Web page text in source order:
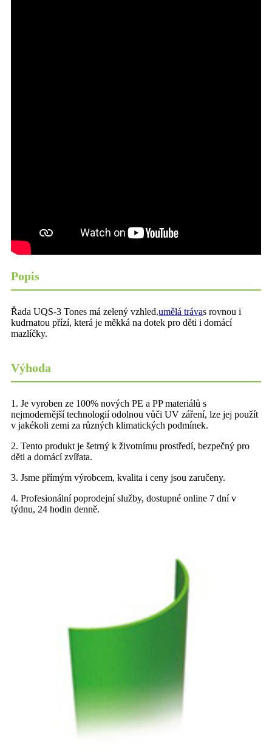
Popis
Řada UQS-3 Tones má zelený vzhled.umělá trávas rovnou i
kudrnatou přízí, která je měkká na dotek pro děti i domácí
mazlíčky.
Výhoda
1. Je vyroben ze 100% nových PE a PP materiálů s
nejmodernější technologií odolnou vůči UV záření, lze jej použít
v jakékoli zemi za různých klimatických podmínek.
2. Tento produkt je šetrný k životnímu prostředí, bezpečný pro
děti a domácí zvířata.
3. Jsme přímým výrobcem, kvalita i ceny jsou zaručeny.
4. Profesionální poprodejní služby, dostupné online 7 dní v
týdnu, 24 hodin denně.